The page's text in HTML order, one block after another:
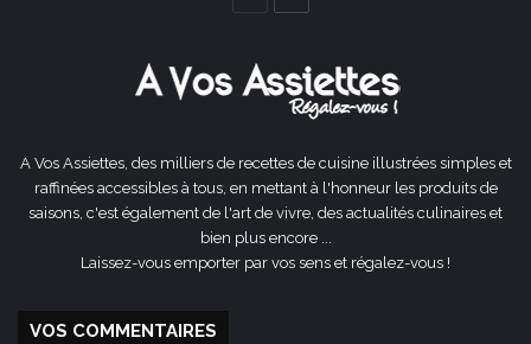
A Vos Assiettes, des milliers de recettes de cuisine illustrées simples et
raffinées accessibles à tous, en mettant à l'honneur les produits de
saisons, c'est également de l'art de vivre, des actualités culinaires et
bien plus encore ...
Laissez-vous emporter par vos sens et régalez-vous !
VOS COMMENTAIRES